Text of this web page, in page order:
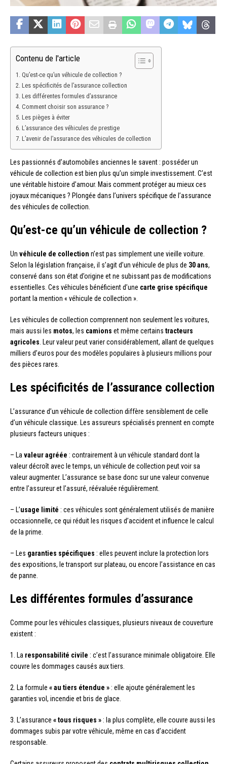
Contenu de l'article
Qu’est-ce qu’un véhicule de collection ?
Les spécificités de l’assurance collection
Les différentes formules d’assurance
Comment choisir son assurance ?
Les pièges à éviter
L’assurance des véhicules de prestige
L’avenir de l’assurance des véhicules de collection
Les passionnés d’automobiles anciennes le savent : posséder un
véhicule de collection est bien plus qu’un simple investissement. C’est
une véritable histoire d’amour. Mais comment protéger au mieux ces
joyaux mécaniques ? Plongée dans l’univers spécifique de l’assurance
des véhicules de collection.
Qu’est-ce qu’un véhicule de collection ?
Un véhicule de collection n’est pas simplement une vieille voiture.
Selon la législation française, il s’agit d’un véhicule de plus de 30 ans,
conservé dans son état d’origine et ne subissant pas de modifications
essentielles. Ces véhicules bénéficient d’une carte grise spécifique
portant la mention « véhicule de collection ».
Les véhicules de collection comprennent non seulement les voitures,
mais aussi les motos, les camions et même certains tracteurs
agricoles. Leur valeur peut varier considérablement, allant de quelques
milliers d’euros pour des modèles populaires à plusieurs millions pour
des pièces rares.
Les spécificités de l’assurance collection
L’assurance d’un véhicule de collection diffère sensiblement de celle
d’un véhicule classique. Les assureurs spécialisés prennent en compte
plusieurs facteurs uniques :
– Lavaleur agréée : contrairement à un véhicule standard dont la
valeur décroît avec le temps, un véhicule de collection peut voir sa
valeur augmenter. L’assurance se base donc sur une valeur convenue
entre l’assureur et l’assuré, réévaluée régulièrement.
– L’usage limité : ces véhicules sont généralement utilisés de manière
occasionnelle, ce qui réduit les risques d’accident et influence le calcul
de la prime.
– Les garanties spécifiques : elles peuvent inclure la protection lors
des expositions, le transport sur plateau, ou encore l’assistance en cas
de panne.
Les différentes formules d’assurance
Comme pour les véhicules classiques, plusieurs niveaux de couverture
existent :
1. La responsabilité civile : c’est l’assurance minimale obligatoire. Elle
couvre les dommages causés aux tiers.
2. La formule « au tiers étendue » : elle ajoute généralement les
garanties vol, incendie et bris de glace.
3. L’assurance « tous risques » : la plus complète, elle couvre aussi les
dommages subis par votre véhicule, même en cas d’accident
responsable.